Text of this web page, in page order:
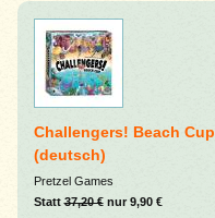
Challengers! Beach Cup
(deutsch)
Pretzel Games
Statt37,20 €nur 9,90 €